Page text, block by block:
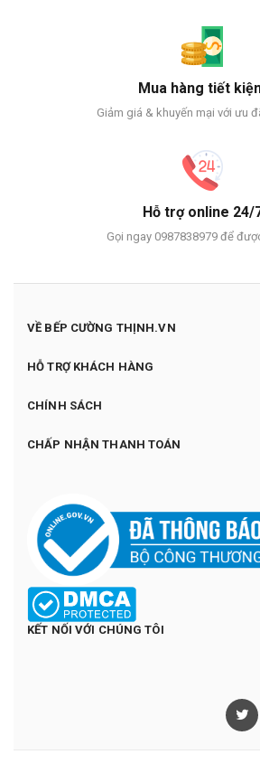
Mua hàng tiết
Giảm giá & khuyến mại với ưu
Hỗ trợ online 24/
Gọi ngay 0987838979 để
VỀ BẾP CƯỜNG THỊNH.VN
HỖ TRỢ KHÁCH HÀNG
CHÍNH SÁCH
CHẤP NHẬN THANH TOÁN
KẾT NỐI VỚI CHÚNG TÔI